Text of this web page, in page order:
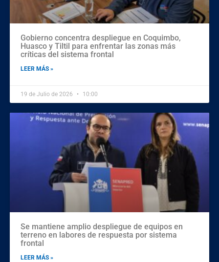
Gobierno concentra despliegue en Coquimbo,
Huasco y Tiltil para enfrentar las zonas más
críticas del sistema frontal
LEER MÁS »
19 de Julio de 2026 10:00
Se mantiene amplio despliegue de equipos en
terreno en labores de respuesta por sistema
frontal
LEER MÁS »